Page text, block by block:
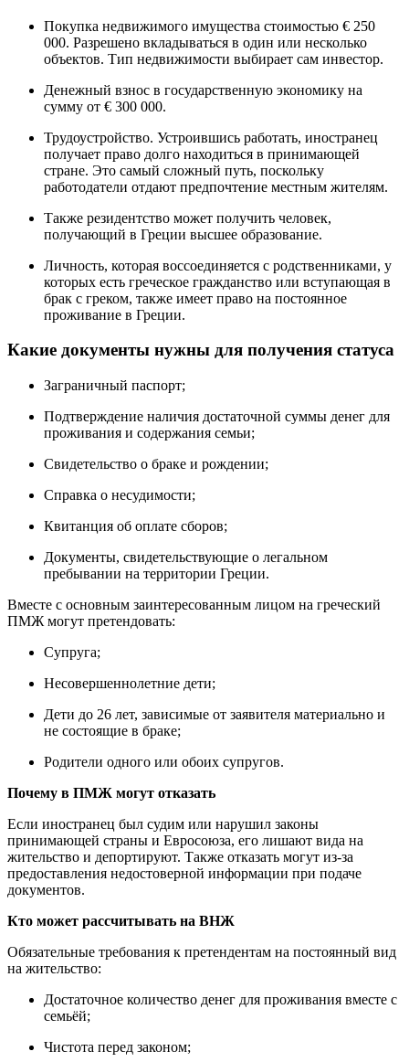
Покупка недвижимого имущества стоимостью € 250
000. Разрешено вкладываться в один или несколько
объектов. Тип недвижимости выбирает сам инвестор.
Денежный взнос в государственную экономику на
сумму от € 300 000.
Трудоустройство. Устроившись работать, иностранец
получает право долго находиться в принимающей
стране. Это самый сложный путь, поскольку
работодатели отдают предпочтение местным жителям.
Также резидентство может получить человек,
получающий в Греции высшее образование.
Личность, которая воссоединяется с родственниками, у
которых есть греческое гражданство или вступающая в
брак с греком, также имеет право на постоянное
проживание в Греции.
Какие документы нужны для получения статуса
Заграничный паспорт;
Подтверждение наличия достаточной суммы денег для
проживания и содержания семьи;
Свидетельство о браке и рождении;
Справка о несудимости;
Квитанция об оплате сборов;
Документы, свидетельствующие о легальном
пребывании на территории Греции.
Вместе с основным заинтересованным лицом на греческий
ПМЖ могут претендовать:
Супруга;
Несовершеннолетние дети;
Дети до 26 лет, зависимые от заявителя материально и
не состоящие в браке;
Родители одного или обоих супругов.
Почему в ПМЖ могут отказать
Если иностранец был судим или нарушил законы
принимающей страны и Евросоюза, его лишают вида на
жительство и депортируют. Также отказать могут из-за
предоставления недостоверной информации при подаче
документов.
Кто может рассчитывать на ВНЖ
Обязательные требования к претендентам на постоянный вид
на жительство:
Достаточное количество денег для проживания вместе с
семьёй;
Чистота перед законом;